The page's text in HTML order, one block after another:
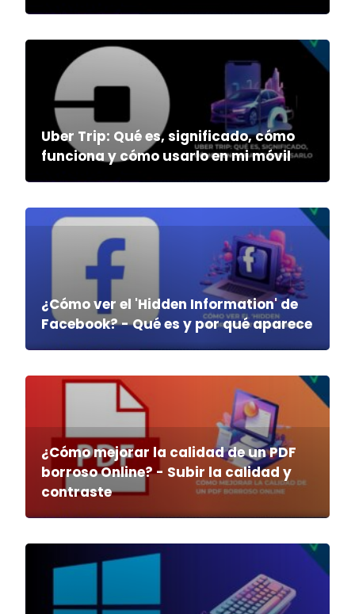
Uber Trip: Qué es, significado, cómo
funciona y cómo usarlo en mi móvil
¿Cómo ver el 'Hidden Information' de
Facebook? - Qué es y por qué aparece
¿Cómo mejorar la calidad de un PDF
borroso Online? - Subir la calidad y
contraste